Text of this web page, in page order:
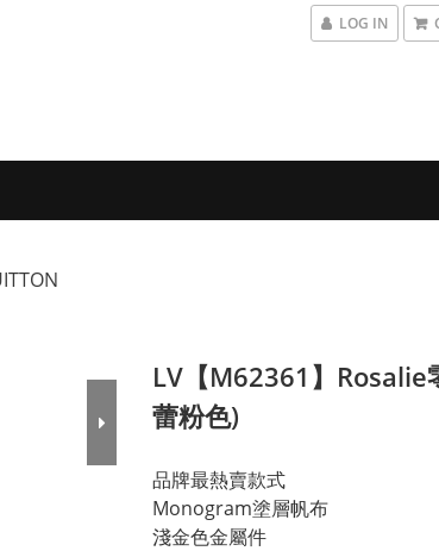
LOG IN
LV【M62361】Rosalie
蕾粉色)
品牌最熱賣款式
Monogram塗層帆布
淺金色金屬件